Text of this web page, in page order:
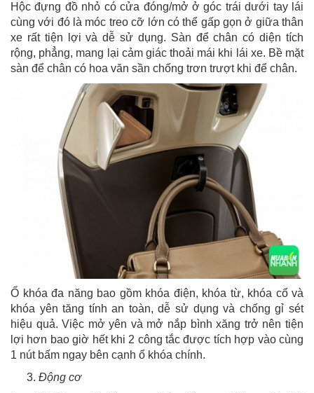
Hộc đựng đồ nhỏ có cửa đóng/mở ở góc trái dưới tay lái
cùng với đó là móc treo cỡ lớn có thể gấp gọn ở giữa thân
xe rất tiện lợi và dễ sử dụng. Sàn để chân có diện tích
rộng, phẳng, mang lại cảm giác thoải mái khi lái xe. Bề mặt
sàn để chân có hoa văn sần chống trơn trượt khi để chân.
Ổ khóa đa năng bao gồm khóa điện, khóa từ, khóa cổ và
khóa yên tăng tính an toàn, dễ sử dụng và chống gỉ sét
hiệu quả. Việc mở yên và mở nắp bình xăng trở nên tiện
lợi hơn bao giờ hết khi 2 công tắc được tích hợp vào cùng
1 nút bấm ngay bên cạnh ổ khóa chính.
Động cơ